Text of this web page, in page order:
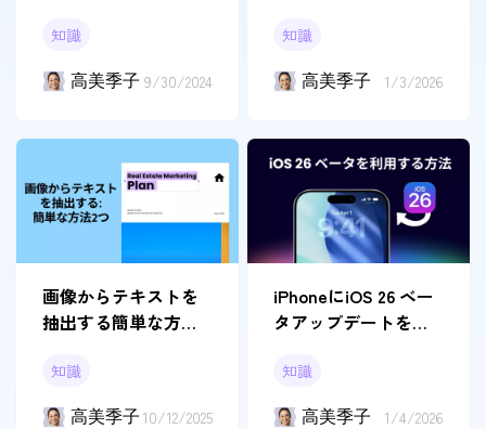
知識
高美季子 9/30/2024
知識
高美季子 1/3/2026
画像からテキストを
抽出する簡単な方法2
知識
高美季子 10/12/2025
iPhoneにiOS 26 ベー
タアップデートを利
知識
高美季子 1/4/2026